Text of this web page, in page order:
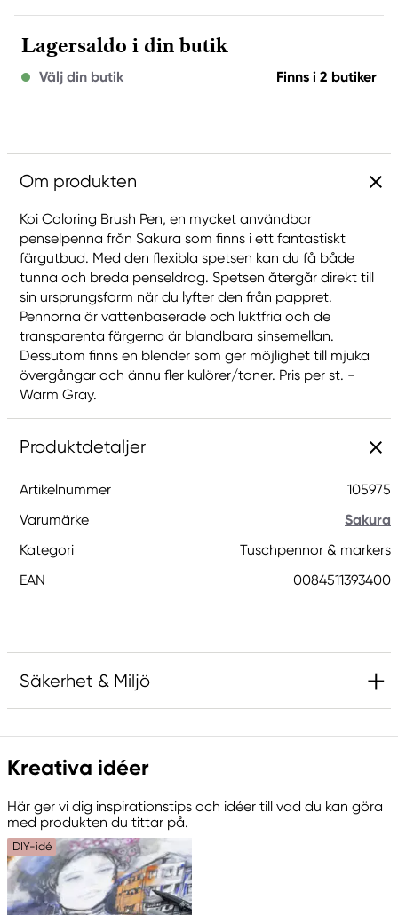
Lagersaldo i din butik
Välj din butik Finns i 2 butiker
Om produkten
Koi Coloring Brush Pen, en mycket användbar
penselpenna från Sakura som finns i ett fantastiskt
färgutbud. Med den flexibla spetsen kan du få både
tunna och breda penseldrag. Spetsen återgår direkt till
sin ursprungsform när du lyfter den från pappret.
Pennorna är vattenbaserade och luktfria och de
transparenta färgerna är blandbara sinsemellan.
Dessutom finns en blender som ger möjlighet till mjuka
övergångar och ännu fler kulörer/toner. Pris per st. -
Warm Gray.
Produktdetaljer
Artikelnummer
105975
Varumärke
Sakura
Kategori
Tuschpennor & markers
EAN
0084511393400
Säkerhet & Miljö
Ansvarig EU
Sakura
Sophialaan 46
7311 PD Apeldoorn, Netherlands
info@royaltalens.com
+31 (0)55 527 4700
Kreativa idéer
Här ger vi dig inspirationstips och idéer till vad du kan göra
med produkten du tittar på.
DIY-idé